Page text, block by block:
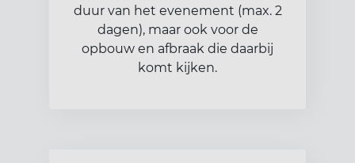
duur van het evenement (max. 2
dagen), maar ook voor de
opbouw en afbraak die daarbij
komt kijken.